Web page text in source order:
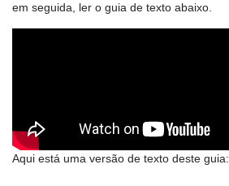
em seguida, ler o guia de texto abaixo.
Aqui está uma versão de texto deste guia: